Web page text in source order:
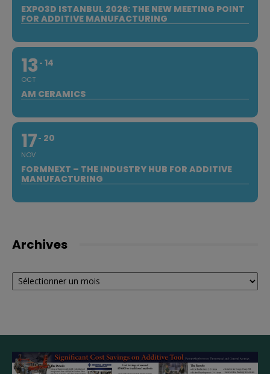
EXPO3D ISTANBUL 2026: THE NEW MEETING POINT
FOR ADDITIVE MANUFACTURING
13
OCT
14
AM CERAMICS
17
NOV
20
FORMNEXT – THE INDUSTRY HUB FOR ADDITIVE
MANUFACTURING
Archives
Archives